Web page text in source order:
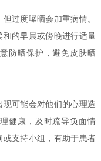
但过度曝晒会加重病情。
的早晨或傍晚进行适量
防晒保护，避免皮肤晒
可能会对他们的心理造
健康，及时疏导负面情
支持小组，有助于患者